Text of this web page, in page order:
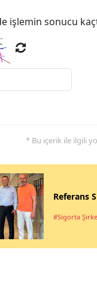
işlemin sonucu
* Bu içerik ile ilgili
Referans
#Sigorta